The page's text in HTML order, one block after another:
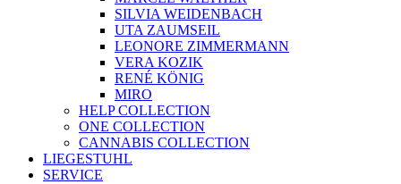
SILVIA WEIDENBACH
UTA ZAUMSEIL
LEONORE ZIMMERMANN
VERA KOZIK
RENÉ KÖNIG
MIRO
HELP COLLECTION
ONE COLLECTION
CANNABIS COLLECTION
LIEGESTUHL
SERVICE